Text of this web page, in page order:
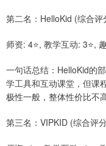
第二名：HelloKid (综合评
师资: 4⭐, 教学互动: 3⭐,
一句话总结：HelloKid的
学工具和互动课堂，但课
极性一般，整体性价比不高
第三名：VIPKID (综合评